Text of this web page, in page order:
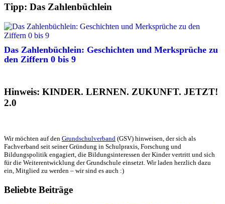
der
Beiträge
Tipp: Das Zahlenbüchlein
Das Zahlenbüchlein: Geschichten und Merksprüche zu
den Ziffern 0 bis 9
Hinweis: KINDER. LERNEN. ZUKUNFT. JETZT!
2.0
Wir möchten auf den Grundschulverband (GSV) hinweisen, der sich als
Fachverband seit seiner Gründung in Schulpraxis, Forschung und
Bildungspolitik engagiert, die Bildungsinteressen der Kinder vertritt und sich
für die Weiterentwicklung der Grundschule einsetzt. Wir laden herzlich dazu
ein, Mitglied zu werden – wir sind es auch :)
Beliebte Beiträge